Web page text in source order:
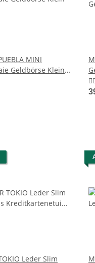
MINI
Geldbörse Klein
Leder Slim
Leder Biker
Bikerbörse
13